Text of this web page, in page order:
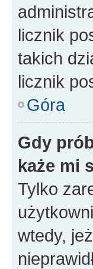
licznik
takich
licznik
Góra
Gdy
każe mi
Tylko
wtedy,